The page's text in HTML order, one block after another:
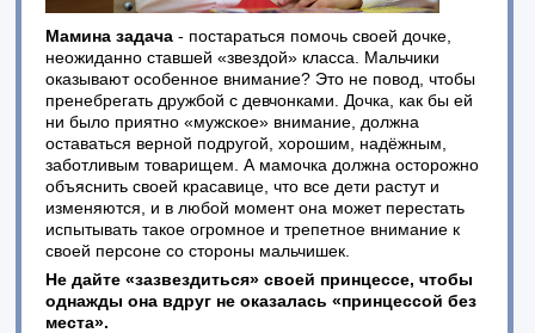
Мамина задача - постараться помочь своей дочке,
неожиданно ставшей «звездой» класса. Мальчики
оказывают особенное внимание? Это не повод, чтобы
пренебрегать дружбой с девчонками. Дочка, как бы ей
ни было приятно «мужское» внимание, должна
оставаться верной подругой, хорошим, надёжным,
заботливым товарищем. А мамочка должна осторожно
объяснить своей красавице, что все дети растут и
изменяются, и в любой момент она может перестать
испытывать такое огромное и трепетное внимание к
своей персоне со стороны мальчишек.
Не дайте «зазвездиться» своей принцессе, чтобы
однажды она вдруг не оказалась «принцессой без
места».